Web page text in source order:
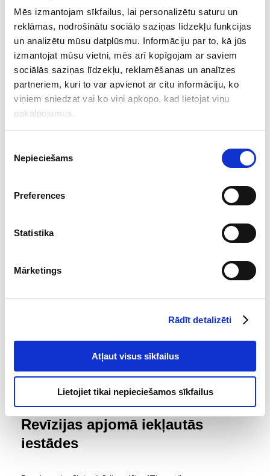
Mēs izmantojam sīkfailus, lai personalizētu saturu un
reklāmas, nodrošinātu sociālo saziņas līdzekļu funkcijas
un analizētu mūsu datplūsmu. Informāciju par to, kā jūs
izmantojat mūsu vietni, mēs arī kopīgojam ar saviem
sociālās saziņas līdzekļu, reklamēšanas un analīzes
partneriem, kuri to var apvienot ar citu informāciju, ko
viņiem sniedzat vai ko viņi apkopo, kad lietojat viņu
pakalpojumus.
izvēle
Nepieciešams
Preferences
Statistika
Mārketings
Rādīt detalizēti
Atļaut visus sīkfailus
Lietojiet tikai nepieciešamos sīkfailus
Aizsardzība
Veids
Finanšu
Numurs
Publiskošanas datums
Revīzijas apjomā iekļautās
iestādes